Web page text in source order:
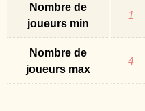
Nombre de
joueurs min
1
Nombre de
joueurs max
4